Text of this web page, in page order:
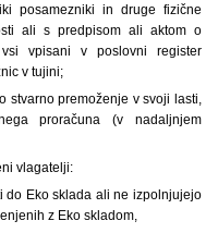
posamezniki in druge fizične
ali s predpisom ali aktom o
vpisani v poslovni register
v tujini;
stvarno premoženje v svoji lasti,
proračuna (v nadaljnjem
vlagatelji:
do Eko sklada ali ne izpolnjujejo
z Eko skladom,